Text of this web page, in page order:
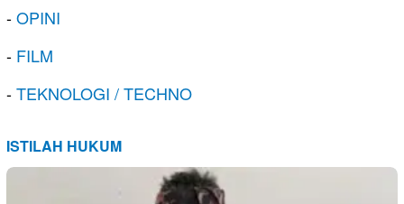
-OPINI
- FILM
-TEKNOLOGI / TECHNO
ISTILAH HUKUM